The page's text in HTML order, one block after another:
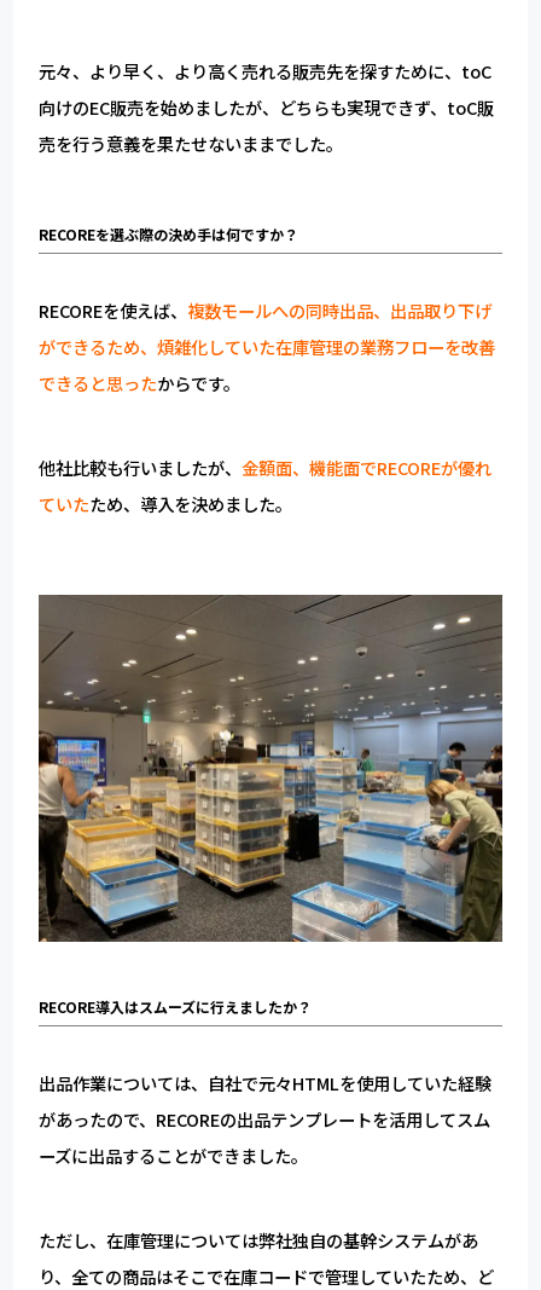
元々、より早く、より高く売れる販売先を探すために、toC
向けのEC販売を始めましたが、どちらも実現できず、toC販
売を行う意義を果たせないままでした。
RECOREを選ぶ際の決め手は何ですか？
RECOREを使えば、 複数モールへの同時出品、出品取り下げ
ができるため、煩雑化していた在庫管理の業務フローを改善
できると思ったからです。
他社比較も行いましたが、金額面、機能面でRECOREが優れ
ていたため、導入を決めました。
RECORE導入はスムーズに行えましたか？
出品作業については、自社で元々HTMLを使用していた経験
があったので、RECOREの出品テンプレートを活用してスム
ーズに出品することができました。
ただし、在庫管理については弊社独自の基幹システムがあ
り、全ての商品はそこで在庫コードで管理していたため、ど